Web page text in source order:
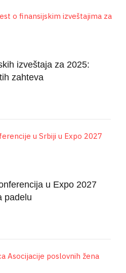
izveštaja za 2025:
zahteva
u Expo 2027
padelu